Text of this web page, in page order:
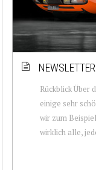
Rückblick Über
einige sehr
wir zum
wirklich alle,